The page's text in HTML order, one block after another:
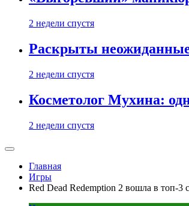
2 недели спустя
Раскрыты неожиданные
2 недели спустя
Косметолог Мухина:
2 недели спустя
Главная
Игры
Red Dead Redemption 2 вошла в топ-